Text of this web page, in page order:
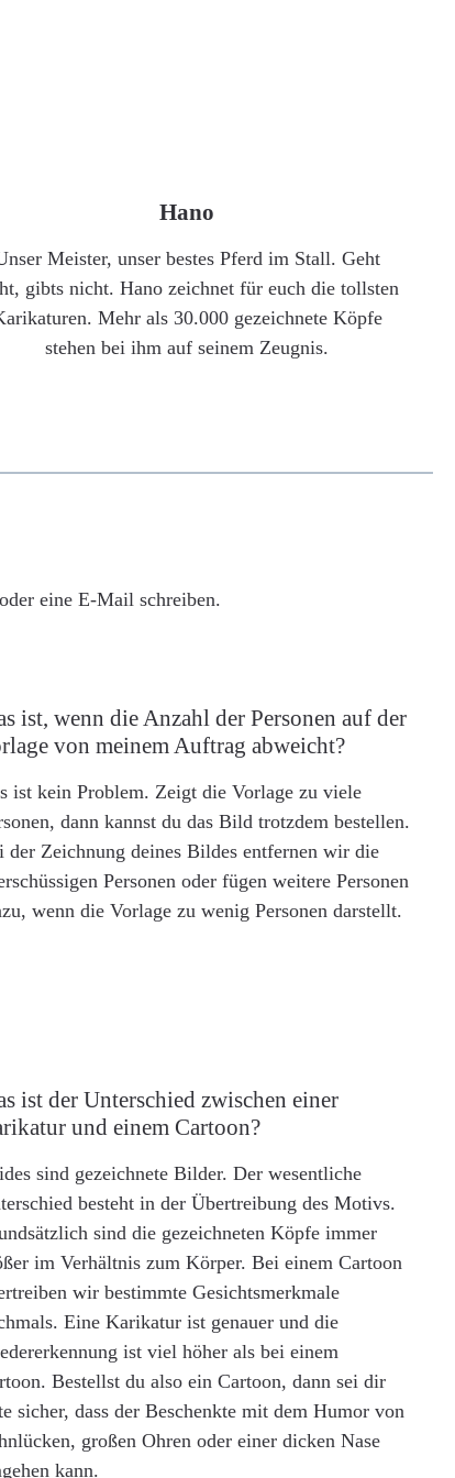
Hano
Meister, unser bestes Pferd im Stall. Geht
gibts nicht. Hano zeichnet für euch die tollsten
Mehr als 30.000 gezeichnete Köpfe
stehen bei ihm auf seinem Zeugnis.
eine E-Mail schreiben.
ist, wenn die Anzahl der Personen auf der
von meinem Auftrag abweicht?
ist kein Problem. Zeigt die Vorlage zu viele
dann kannst du das Bild trotzdem bestellen.
der Zeichnung deines Bildes entfernen wir die
Personen oder fügen weitere Personen
wenn die Vorlage zu wenig Personen darstellt.
ist der Unterschied zwischen einer
und einem Cartoon?
sind gezeichnete Bilder. Der wesentliche
besteht in der Übertreibung des Motivs.
sind die gezeichneten Köpfe immer
im Verhältnis zum Körper. Bei einem Cartoon
wir bestimmte Gesichtsmerkmale
Eine Karikatur ist genauer und die
ist viel höher als bei einem
Bestellst du also ein Cartoon, dann sei dir
sicher, dass der Beschenkte mit dem Humor von
großen Ohren oder einer dicken Nase
kann.